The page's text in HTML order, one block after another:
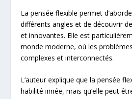
La pensée flexible permet
différents angles et de découvrir
et innovantes. Elle est
monde moderne, où les
complexes et interconnectés.
L’auteur explique que la pensée
habilité innée, mais qu’elle peut